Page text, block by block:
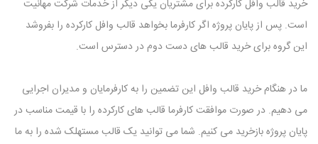
خرید قالب وافل کارکرده برای مشتریان یکی دیگر از خدمات شرکت مهانیت
است. پس از پایان پروژه اگر کارفرما بخواهد قالب وافل کارکرده را بفروشد
این گروه برای خرید قالب های دست دوم در دسترس است.
ما در هنگام خرید قالب وافل این تضمین را به کارفرمایان و مدیران اجرایی
می دهیم. در صورت موافقت کارفرما قالب های کارکرده را با قیمت مناسب در
پایان پروژه بازخرید می کنیم. شما می توانید یک قالب مستهلک شده را به ما